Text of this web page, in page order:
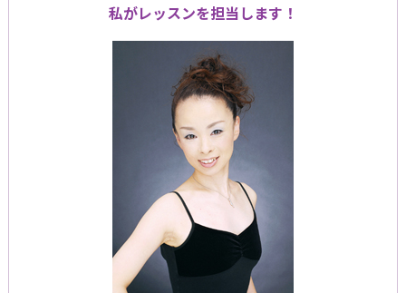
私がレッスンを担当します！